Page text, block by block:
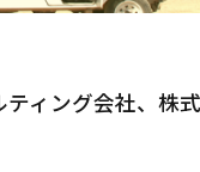
ィング会社、株式